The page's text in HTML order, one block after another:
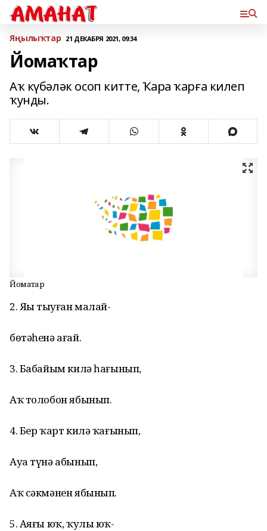
Яңылыҡтар 21 ДЕКАБРЯ 2021, 09:34
Йомаҡтар
Аҡ күбәләк осоп китте, Ҡара ҡарға килеп
ҡунды.
Йомаҡтар
2. Яңы тыуған малай-
бөтәһенә ағай.
3. Бабайым килә һағынып,
Аҡ толобон ябынып.
4. Бер ҡарт килә ҡағынып,
Ауа түнә абынып,
Аҡ сәкмәнен ябынып.
5. Аяғы юҡ, ҡулы юҡ-